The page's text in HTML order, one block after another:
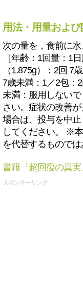
用法・用量およ
次の量を，食前に水
［年齢：1回量：1
（1.875g）：2回 7
7歳未満：1／2包：
未満：服用しない
さい。症状の改善
場合は、投与を中
してください。 ※
を代替するものでは
書籍『超回復の真実
スポンサーリンク